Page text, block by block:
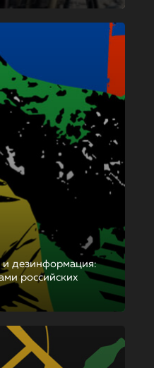
дезинформация:
российских